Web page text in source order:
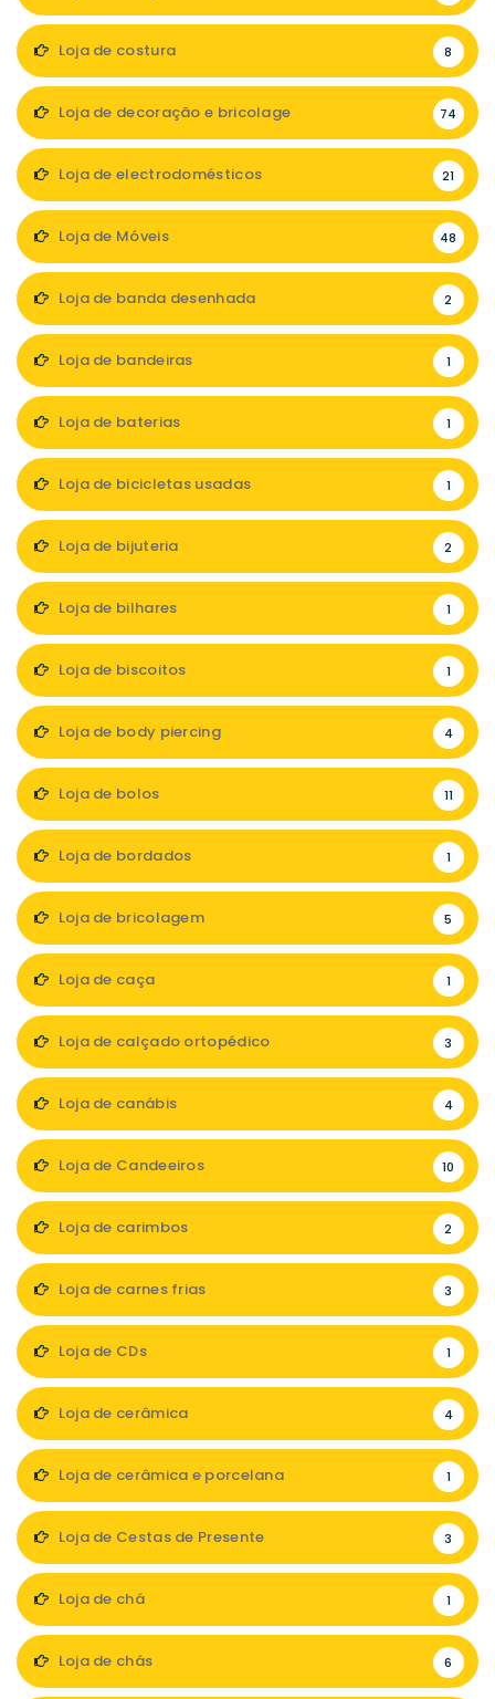
Loja de costura 8
Loja de decoração e bricolage 74
Loja de electrodomésticos 21
Loja de Móveis 48
Loja de banda desenhada 2
Loja de bandeiras 1
Loja de baterias 1
Loja de bicicletas usadas 1
Loja de bijuteria 2
Loja de bilhares 1
Loja de biscoitos 1
Loja de body piercing 4
Loja de bolos 11
Loja de bordados 1
Loja de bricolagem 5
Loja de caça 1
Loja de calçado ortopédico 3
Loja de canábis 4
Loja de Candeeiros 10
Loja de carimbos 2
Loja de carnes frias 3
Loja de CDs 1
Loja de cerâmica 4
Loja de cerâmica e porcelana 1
Loja de Cestas de Presente 3
Loja de chá 1
Loja de chás 6